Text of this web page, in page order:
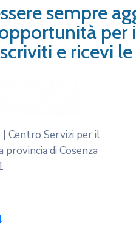
sempre
per
e ricevi
| Centro Servizi per il
di Cosenza